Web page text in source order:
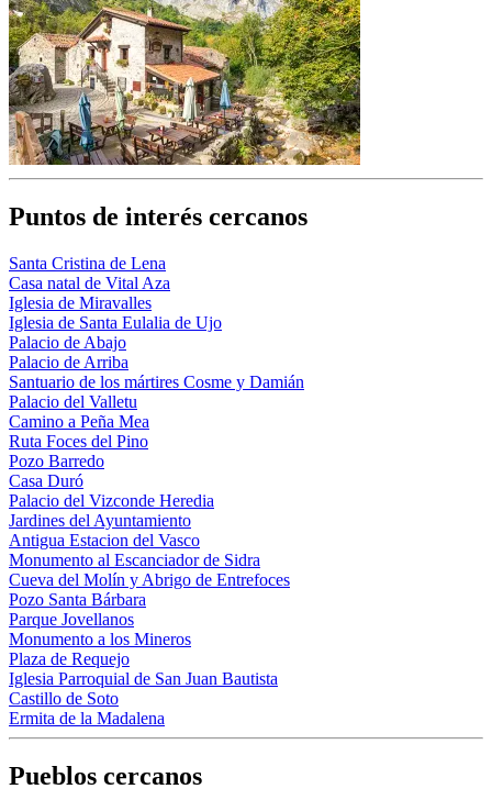
Puntos de interés cercanos
Santa Cristina de Lena
Casa natal de Vital Aza
Iglesia de Miravalles
Iglesia de Santa Eulalia de Ujo
Palacio de Abajo
Palacio de Arriba
Santuario de los mártires Cosme y Damián
Palacio del Valletu
Camino a Peña Mea
Ruta Foces del Pino
Pozo Barredo
Casa Duró
Palacio del Vizconde Heredia
Jardines del Ayuntamiento
Antigua Estacion del Vasco
Monumento al Escanciador de Sidra
Cueva del Molín y Abrigo de Entrefoces
Pozo Santa Bárbara
Parque Jovellanos
Monumento a los Mineros
Plaza de Requejo
Iglesia Parroquial de San Juan Bautista
Castillo de Soto
Ermita de la Madalena
Pueblos cercanos